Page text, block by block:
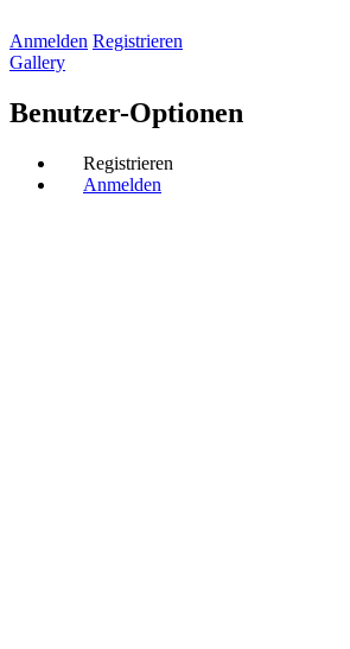
Anmelden Registrieren
Gallery
Benutzer-Optionen
Registrieren
Anmelden